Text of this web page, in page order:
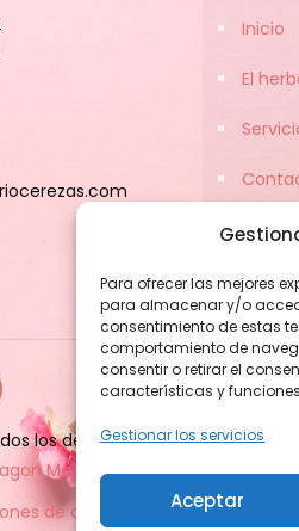
Para ofrecer las mejores
para almacenar y/o
consentimiento de estas
comportamiento de
consentir o retirar el
características y
Gestionar los servicios
Aceptar
Inicio
El
los derechos reservados.
Marketing
de compra Condiciones de